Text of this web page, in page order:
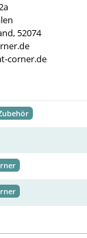
52074
corner.de